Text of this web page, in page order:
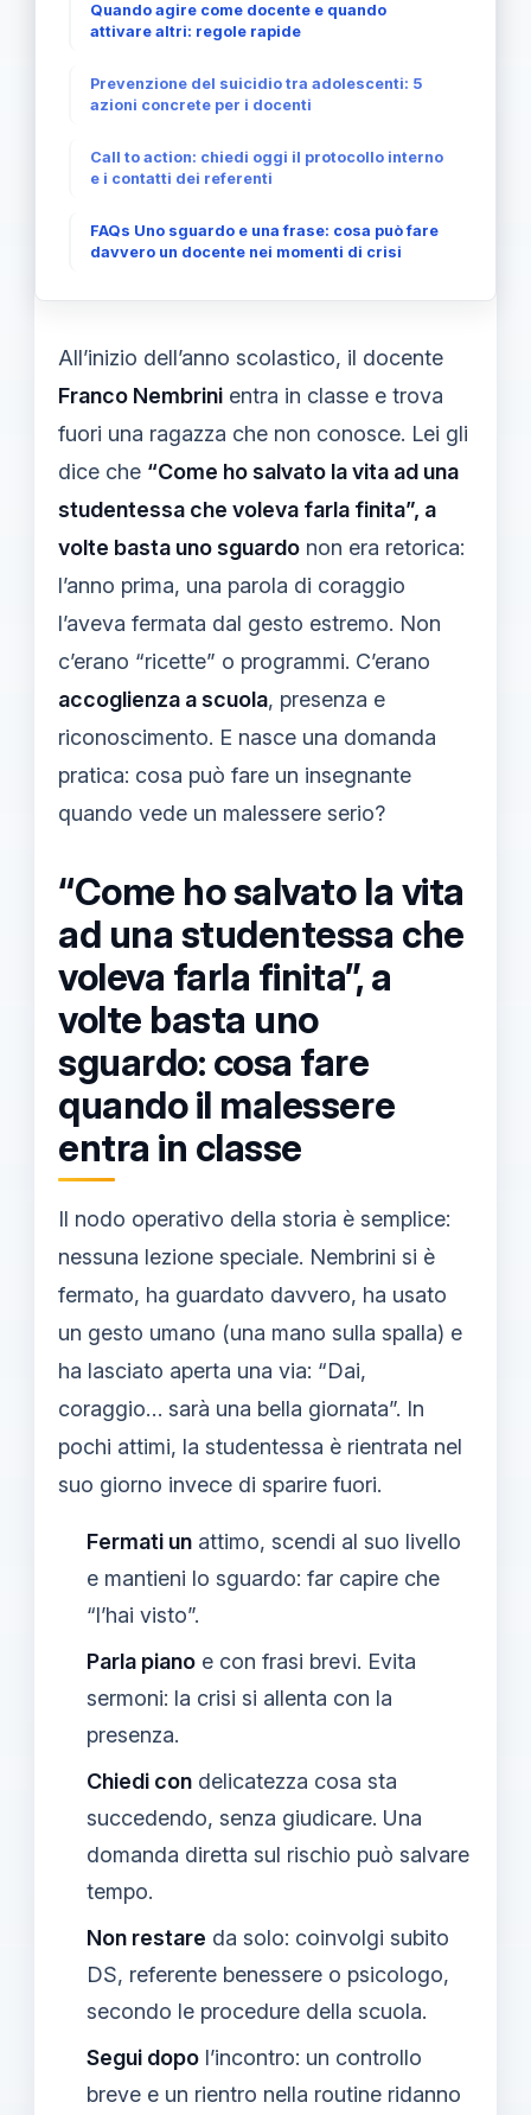
Quando agire come docente e quando
attivare altri: regole rapide
Prevenzione del suicidio tra adolescenti: 5
azioni concrete per i docenti
Call to action: chiedi oggi il protocollo interno
e i contatti dei referenti
FAQs Uno sguardo e una frase: cosa può fare
davvero un docente nei momenti di crisi
All’inizio dell’anno scolastico, il docente
Franco Nembrini entra in classe e trova
fuori una ragazza che non conosce. Lei gli
dice che “Come ho salvato la vita ad una
studentessa che voleva farla finita”, a
volte basta uno sguardo non era retorica:
l’anno prima, una parola di coraggio
l’aveva fermata dal gesto estremo. Non
c’erano “ricette” o programmi. C’erano
accoglienza a scuola, presenza e
riconoscimento. E nasce una domanda
pratica: cosa può fare un insegnante
quando vede un malessere serio?
“Come ho salvato la vita
ad una studentessa che
voleva farla finita”, a
volte basta uno
sguardo: cosa fare
quando il malessere
entra in classe
Il nodo operativo della storia è semplice:
nessuna lezione speciale. Nembrini si è
fermato, ha guardato davvero, ha usato
un gesto umano (una mano sulla spalla) e
ha lasciato aperta una via: “Dai,
coraggio… sarà una bella giornata”. In
pochi attimi, la studentessa è rientrata nel
suo giorno invece di sparire fuori.
Fermati un attimo, scendi al suo livello
e mantieni lo sguardo: far capire che
“l’hai visto”.
Parla piano e con frasi brevi. Evita
sermoni: la crisi si allenta con la
presenza.
Chiedi con delicatezza cosa sta
succedendo, senza giudicare. Una
domanda diretta sul rischio può salvare
tempo.
Non restare da solo: coinvolgi subito
DS, referente benessere o psicologo,
secondo le procedure della scuola.
Segui dopo l’incontro: un controllo
breve e un rientro nella routine ridanno